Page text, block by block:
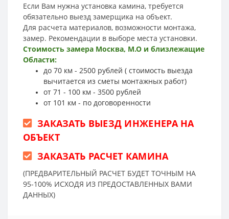
Если Вам нужна установка камина, требуется
обязательно выезд замерщика на объект.
Для расчета материалов, возможности монтажа,
замер. Рекомендации в выборе места установки.
Стоимость замера Москва, М.О и близлежащие
Области:
до 70 км - 2500 рублей ( стоимость выезда
вычитается из сметы монтажных работ)
от 71 - 100 км - 3500 рублей
от 101 км - по договоренности
ЗАКАЗАТЬ ВЫЕЗД ИНЖЕНЕРА НА
ОБЪЕКТ
ЗАКАЗАТЬ РАСЧЕТ КАМИНА
(ПРЕДВАРИТЕЛЬНЫЙ РАСЧЕТ БУДЕТ ТОЧНЫМ НА
95-100% ИСХОДЯ ИЗ ПРЕДОСТАВЛЕННЫХ ВАМИ
ДАННЫХ)